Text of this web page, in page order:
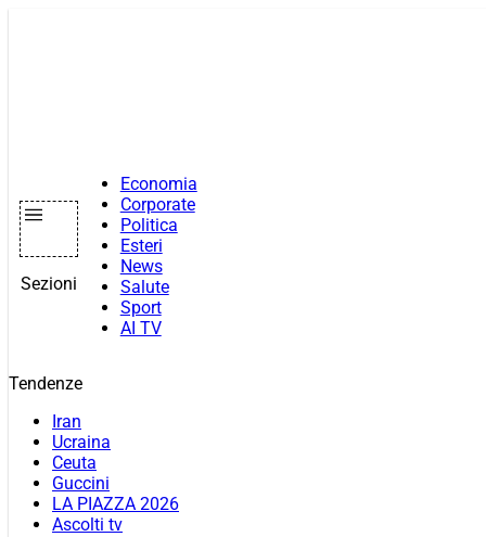
Sezioni
Economia
Corporate
Politica
Esteri
News
Salute
Sport
AI TV
Tendenze
Iran
Ucraina
Ceuta
Guccini
LA PIAZZA 2026
Ascolti tv